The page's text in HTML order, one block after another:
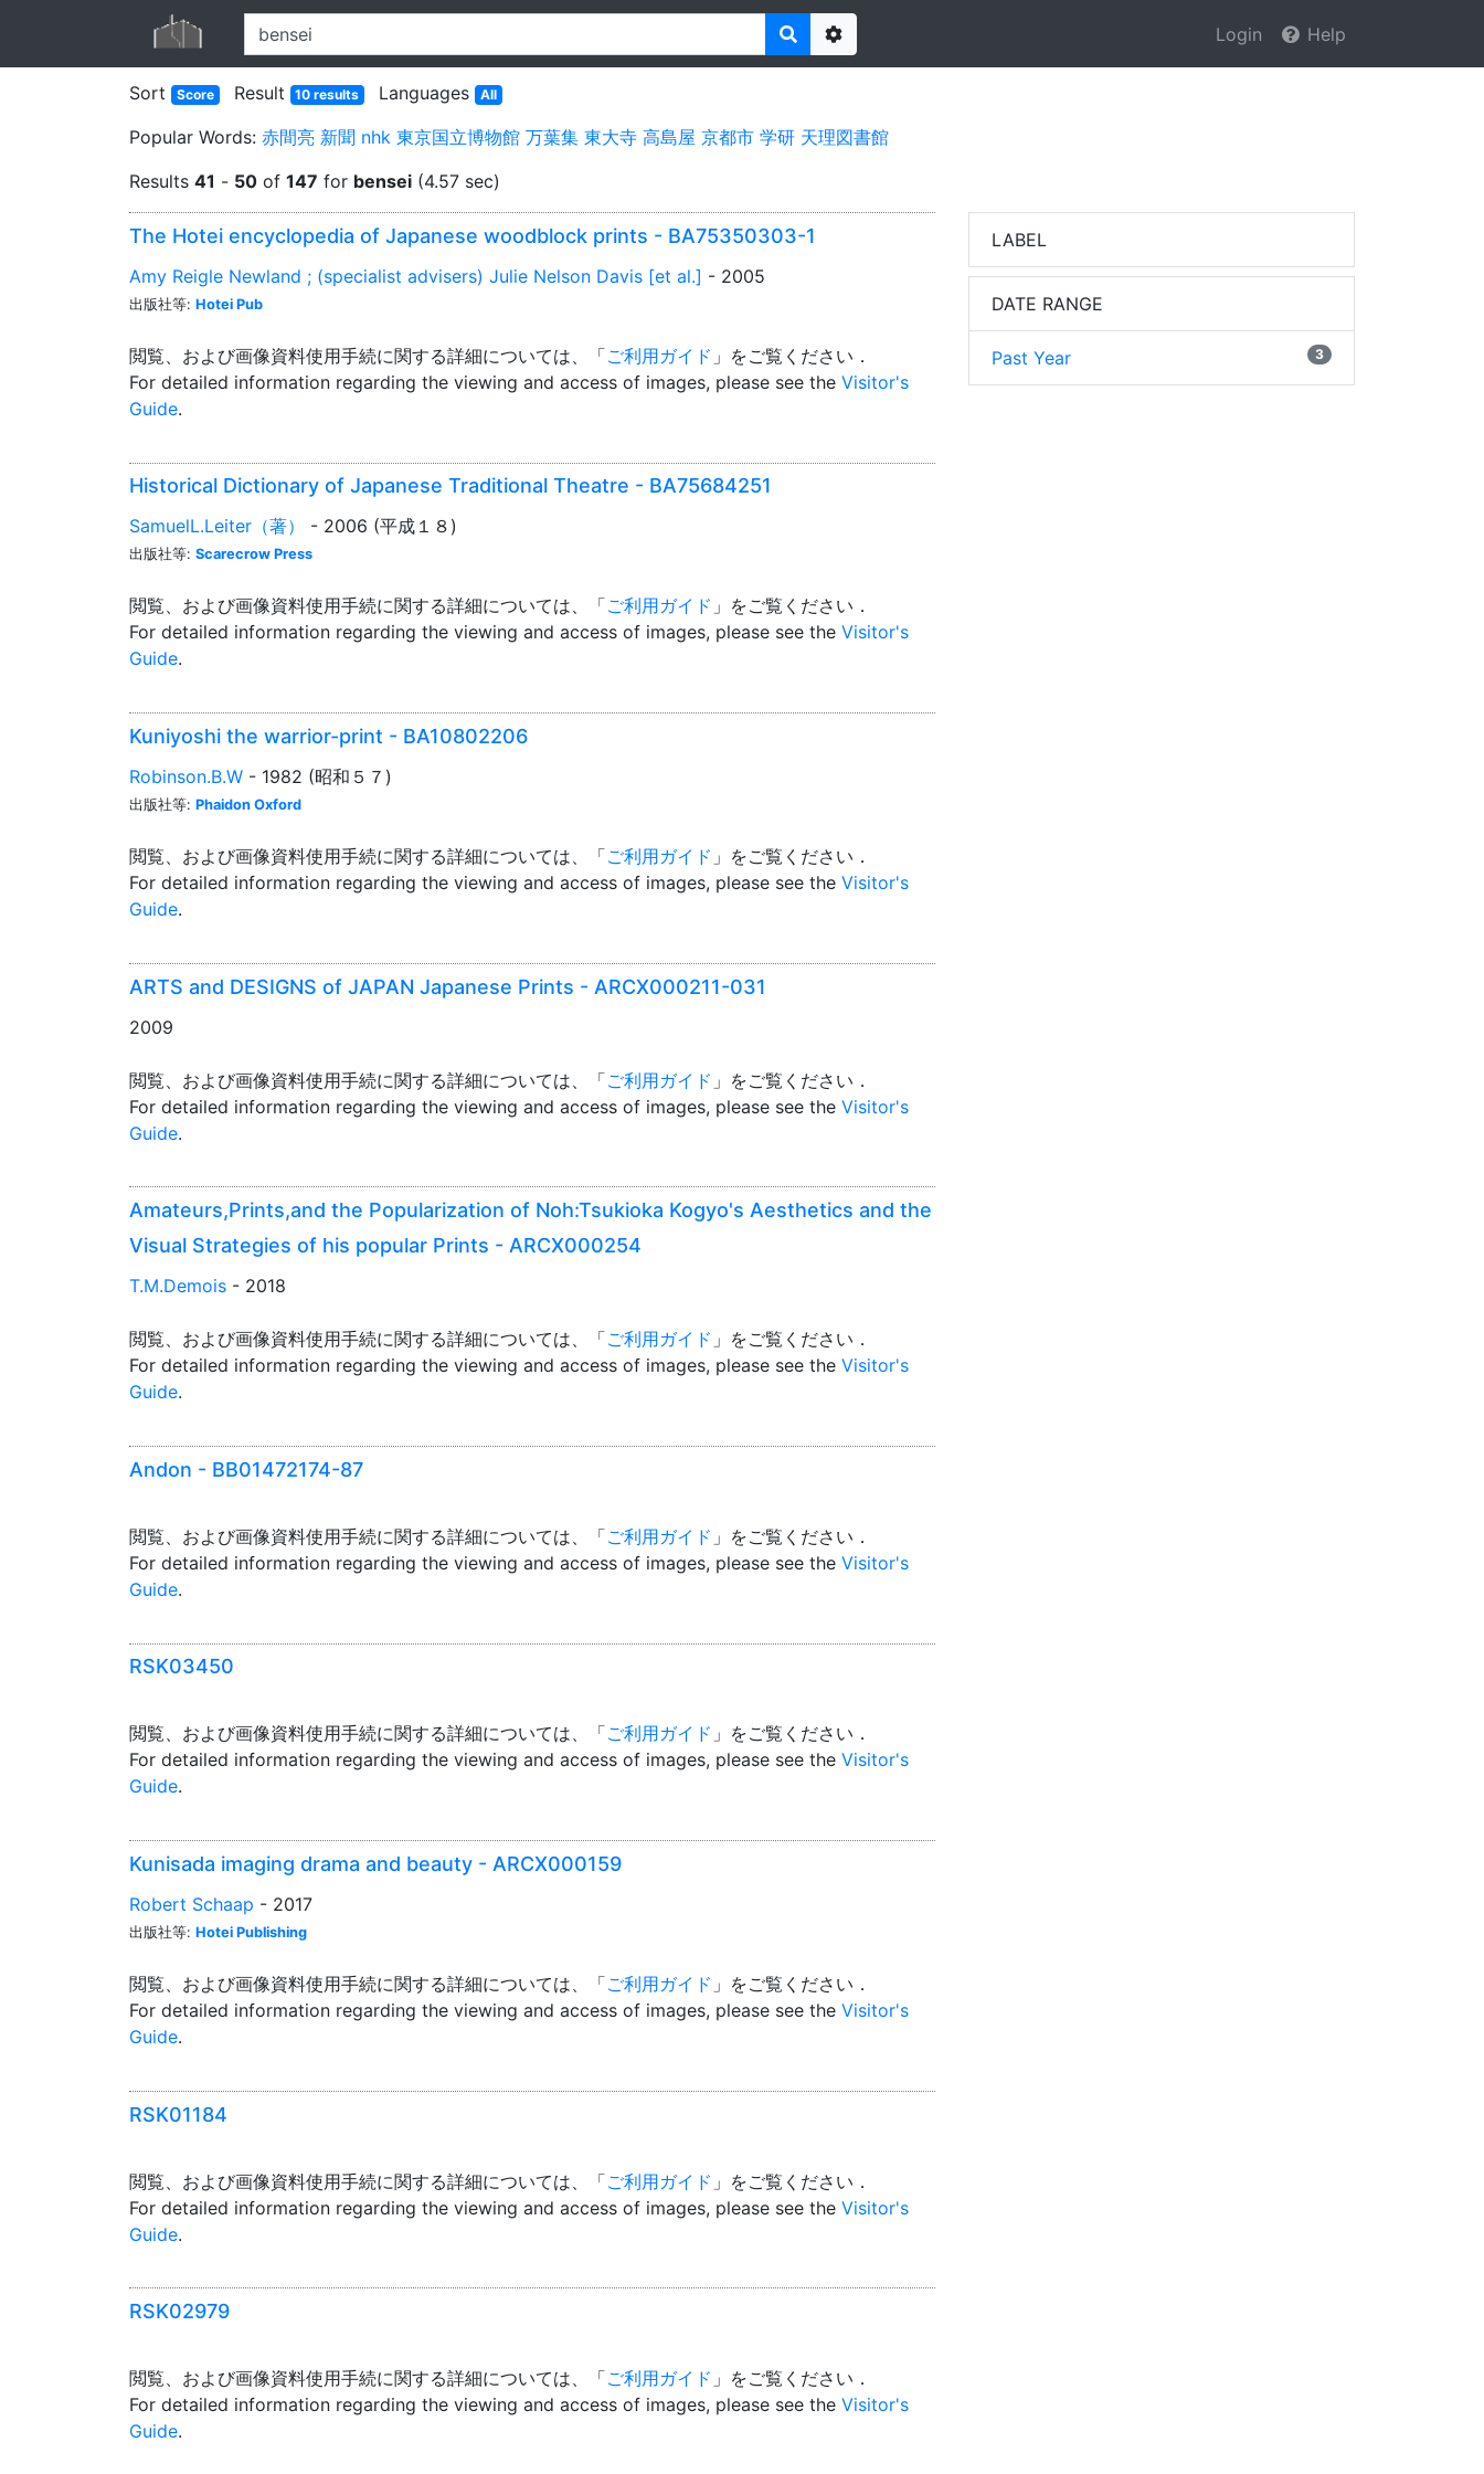
Options
Login Help
Sort Score Result 10 results Languages All
Popular Words: 赤間亮 新聞 nhk 東京国立博物館 万葉集 東大寺 高島屋 京都市 学研 天理図書館
Results 41 - 50 of 147 for bensei (4.57 sec)
The Hotei encyclopedia of Japanese woodblock prints - BA75350303-1
Amy Reigle Newland ; (specialist advisers) Julie Nelson Davis [et al.] - 2005
出版社等: Hotei Pub
閲覧、および画像資料使用手続に関する詳細については、「ご利用ガイド 」をご覧ください．
For detailed information regarding the viewing and access of images, please see the Visitor's
Guide.
Historical Dictionary of Japanese Traditional Theatre - BA75684251
SamuelL.Leiter（著） - 2006 (平成１８)
出版社等: Scarecrow Press
閲覧、および画像資料使用手続に関する詳細については、「ご利用ガイド 」をご覧ください．
For detailed information regarding the viewing and access of images, please see the Visitor's
Guide.
Kuniyoshi the warrior-print - BA10802206
Robinson.B.W - 1982 (昭和５７)
出版社等: Phaidon Oxford
閲覧、および画像資料使用手続に関する詳細については、「ご利用ガイド 」をご覧ください．
For detailed information regarding the viewing and access of images, please see the Visitor's
Guide.
ARTS and DESIGNS of JAPAN Japanese Prints - ARCX000211-031
2009
閲覧、および画像資料使用手続に関する詳細については、「ご利用ガイド 」をご覧ください．
For detailed information regarding the viewing and access of images, please see the Visitor's
Guide.
Amateurs,Prints,and the Popularization of Noh:Tsukioka Kogyo's Aesthetics and the
Visual Strategies of his popular Prints - ARCX000254
T.M.Demois - 2018
閲覧、および画像資料使用手続に関する詳細については、「ご利用ガイド 」をご覧ください．
For detailed information regarding the viewing and access of images, please see the Visitor's
Guide.
Andon - BB01472174-87
閲覧、および画像資料使用手続に関する詳細については、「ご利用ガイド 」をご覧ください．
For detailed information regarding the viewing and access of images, please see the Visitor's
Guide.
RSK03450
閲覧、および画像資料使用手続に関する詳細については、「ご利用ガイド 」をご覧ください．
For detailed information regarding the viewing and access of images, please see the Visitor's
Guide.
Kunisada imaging drama and beauty - ARCX000159
Robert Schaap - 2017
出版社等: Hotei Publishing
閲覧、および画像資料使用手続に関する詳細については、「ご利用ガイド 」をご覧ください．
For detailed information regarding the viewing and access of images, please see the Visitor's
Guide.
RSK01184
閲覧、および画像資料使用手続に関する詳細については、「ご利用ガイド 」をご覧ください．
For detailed information regarding the viewing and access of images, please see the Visitor's
Guide.
RSK02979
閲覧、および画像資料使用手続に関する詳細については、「ご利用ガイド 」をご覧ください．
For detailed information regarding the viewing and access of images, please see the Visitor's
Guide.
LABEL
DATE RANGE
Past Year 3